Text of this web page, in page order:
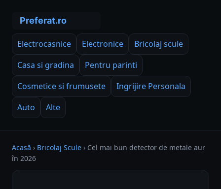
Electrocasnice Electronice
Bricolaj scule
Casa si gradina
Pentru parinti
Cosmetice si frumusete
Ingrijire Personala
Auto
Alte
Acasă › Bricolaj Scule › Cel mai bun detector de metale aur
în 2026